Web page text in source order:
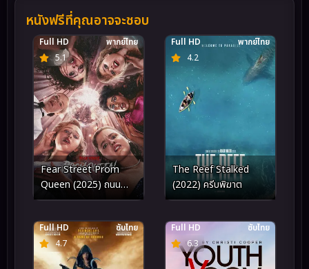
หนังฟรีที่คุณอาจจะชอบ
5.1
Full HD พากย์ไทย
Fear Street Prom
Queen (2025) ถนน
อาถรรพ์ ราชินีงานพรอม
4.2
Full HD พากย์ไทย
The Reef Stalked
(2022) ครีบพิฆาต
4.7
Full HD ซับไทย
6.3
Full HD ซับไทย